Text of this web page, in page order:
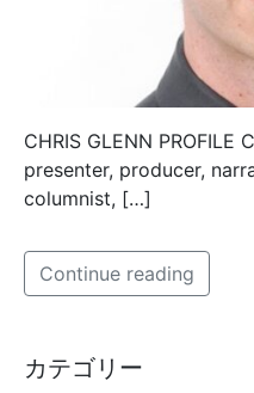
CHRIS GLENN PROFILE
presenter, producer,
columnist, […]
Continue reading
カテゴリー